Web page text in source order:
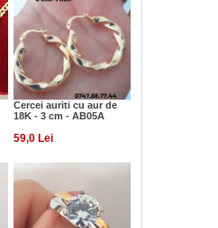
Cercei auriti cu aur de
18K - 3 cm - AB05A
59,0 Lei